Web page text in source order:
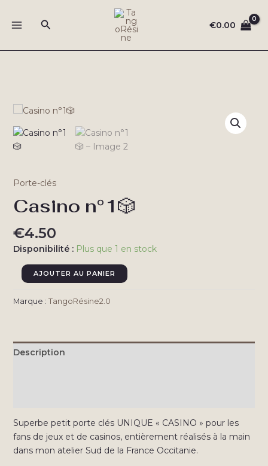
Rechercher €0.00
Porte-clés
Casino n°1🎲
€4.50
Disponibilité : Plus que 1 en stock
quantité
de
Casino
AJOUTER AU PANIER
Marque : TangoRésine2.0
Description
Superbe petit porte clés UNIQUE « CASINO » pour les
fans de jeux et de casinos, entièrement réalisés à la main
dans mon atelier Sud de la France Occitanie.